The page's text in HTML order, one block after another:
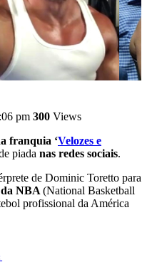
pm 300 Views
franquia ‘Velozes e
piada nas redes sociais.
de Dominic Toretto para
NBA (National Basketball
profissional da América